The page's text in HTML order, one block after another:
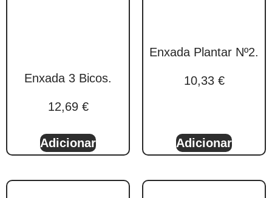
Enxada 3 Bicos.
12,69 €
Adicionar
Enxada Plantar Nº2.
10,33 €
Adicionar